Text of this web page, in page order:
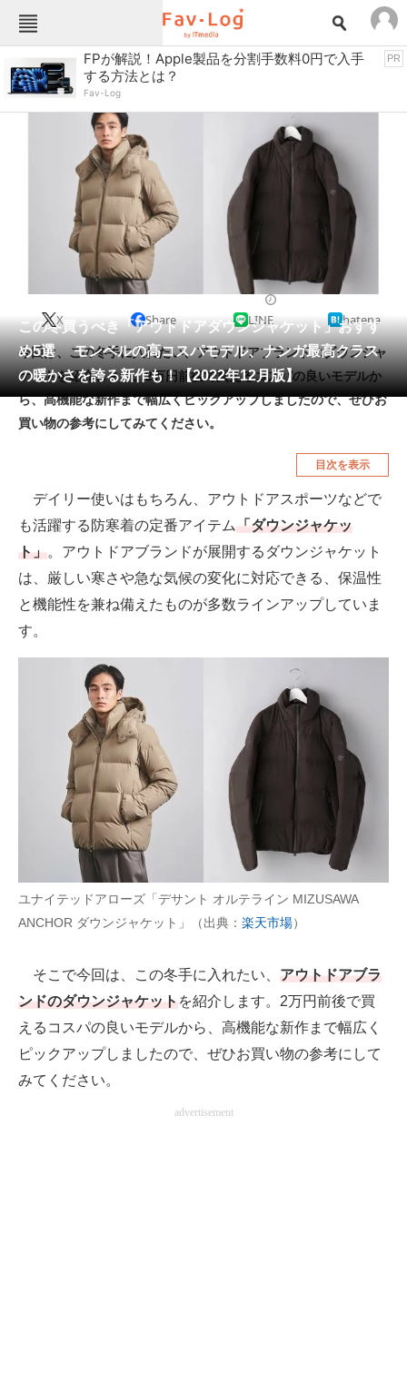
Fav-Logカテゴリー一覧
TOP
インテリア・収納 おもちゃ・ホビー
キッチン家電
ゲーム
コンテンツ・サービス
スポーツ・レジャー スマホ・携帯電話
パソコン・タブレット ファッション
ペット 家電
工具・DIY 本・DVD・CD
生活家電 生活用品
空調・季節家電 美容・コスメ
釣り具・釣り用品 食品・飲料・お酒
メディア
ITの今と未来を見通す
スマホと通信の最新トレンド
進化するPCとデバイスの未来
好きが集まる 比べて選べる
ビジネスと働き方のヒント
AI活用のいまが分かる
企業ITのトレンドを詳説
経営リーダーのコミュニティ
マーケ×ITの今がよく分かる
ITエンジニア向け専門サイト
企業向けIT製品の総合サイト
IT製品の技術・比較・事例
FPが解説！Apple製品を分割手数料0円で入手
する方法とは？
Fav-Log
PR
この冬買うべき「アウトドアダウンジャケット」おすす
め5選 モンベルの高コスパモデル、ナンガ最高クラス
の暖かさを誇る新作も！【2022年12月版】
X Share LINE hatena
今回は、この冬手に入れたい、アウトドアブランドのダウンジャ
ケットを紹介します。2万円前後で買えるコスパの良いモデルか
ら、高機能な新作まで幅広くピックアップしましたので、ぜひお
買い物の参考にしてみてください。
目次を表示
デイリー使いはもちろん、アウトドアスポーツなどで
も活躍する防寒着の定番アイテム「ダウンジャケッ
ト」。アウトドアブランドが展開するダウンジャケット
は、厳しい寒さや急な気候の変化に対応できる、保温性
と機能性を兼ね備えたものが多数ラインアップしていま
す。
ユナイテッドアローズ「デサント オルテライン MIZUSAWA
ANCHOR ダウンジャケット」（出典： 楽天市場）
そこで今回は、この冬手に入れたい、 アウトドアブラ
ンドのダウンジャケットを紹介します。2万円前後で買
えるコスパの良いモデルから、高機能な新作まで幅広く
ピックアップしましたので、ぜひお買い物の参考にして
みてください。
advertisement